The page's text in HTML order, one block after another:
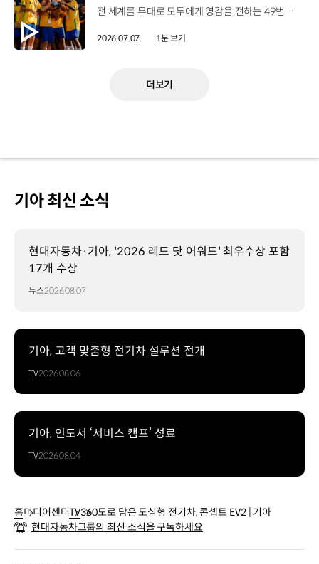
전 세계를 무대로 모두에게 영감을 전하는 49번째 팀.FIFA 월드컵 2026™을 향한 여정 속, 이제 사람들의 시선은 이 어린 스타들에게 향합니다. 자세히 보기 ▶ #Kia #InspirationConnectsUsAll #49thTeam #OMBC #FIFAWorldCup2026 유튜브 쇼츠 보기 >
2026.07.07. 1분 보기
더보기
기아 최신 소식
현대자동차·기아, '2026 레드 닷 어워드' 최우수상 포함
17개 수상
뉴스2026.08.07
기아, 고객 맞춤형 전기차 설루션 전개
TV2026.08.06
기아, 인도서 ‘서비스 캠프’ 성료
TV2026.08.04
홈미디어센터TV360도로 담은 도심형 전기차, 콘셉트 EV2 | 기아
현대자동차그룹의 최신 소식을 구독하세요